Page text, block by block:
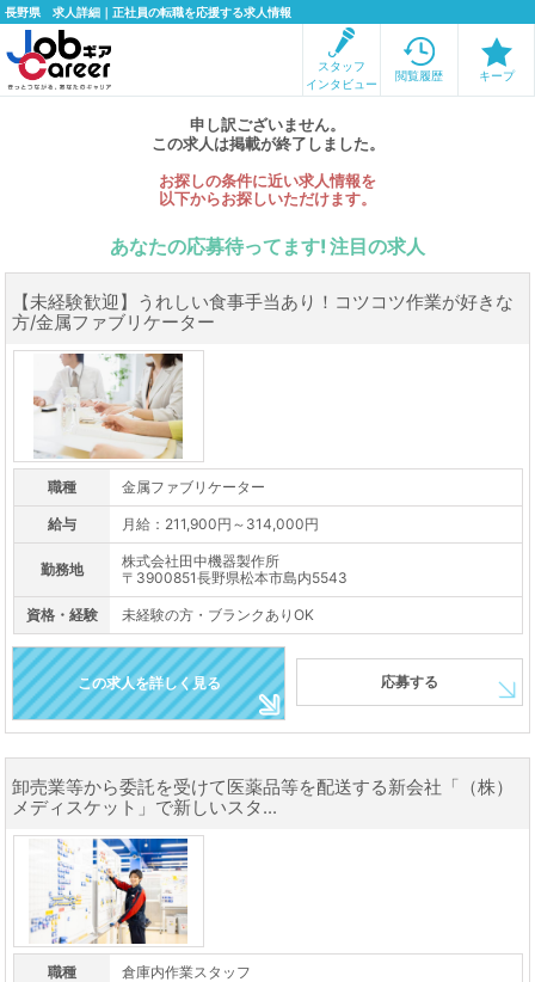
長野県 求人詳細｜正社員の転職を応援する求人情報
スタッフ
インタビュー
閲覧履歴 キープ
申し訳ございません。
この求人は掲載が終了しました。
お探しの条件に近い求人情報を
以下からお探しいただけます。
あなたの応募待ってます! 注目の求人
【未経験歓迎】うれしい食事手当あり！コツコツ作業が好きな
方/金属ファブリケーター
職種 金属ファブリケーター
給与 月給：211,900円～314,000円
勤務地
株式会社田中機器製作所
〒3900851長野県松本市島内5543
資格・経験 未経験の方・ブランクありOK
この求人を詳しく見る 応募する
卸売業等から委託を受けて医薬品等を配送する新会社「（株）
メディスケット」で新しいスタ...
職種 倉庫内作業スタッフ